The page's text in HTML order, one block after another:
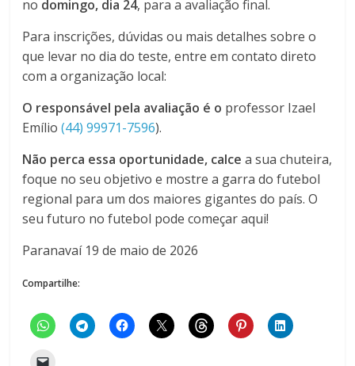
no domingo, dia 24, para a avaliação final.
Para inscrições, dúvidas ou mais detalhes sobre o
que levar no dia do teste, entre em contato direto
com a organização local:
O responsável pela avaliação é o professor Izael
Emílio(44) 99971-7596).
Não perca essa oportunidade, calce a sua chuteira,
foque no seu objetivo e mostre a garra do futebol
regional para um dos maiores gigantes do país. O
seu futuro no futebol pode começar aqui!
Paranavaí 19 de maio de 2026
Compartilhe: